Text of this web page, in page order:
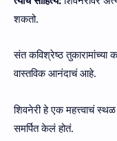
शकतो.
संत कविश्रेष्ठ तुकारामांच्या
वास्तविक आनंदाचं आहे.
शिवनेरी हे एक महत्त्वाचं
समर्पित केलं होतं.